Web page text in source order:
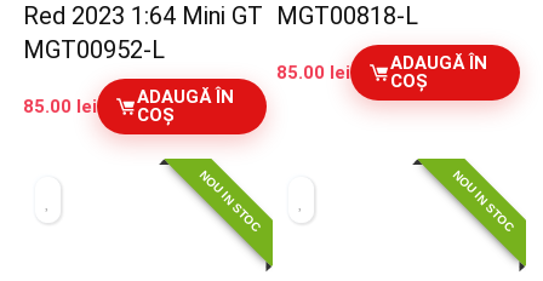
Red 2023 1:64 Mini GT
MGT00952-L
85.00 lei
ADAUGĂ ÎN
COȘ
MGT00818-L
85.00 lei
ADAUGĂ ÎN
COȘ
NOU IN STOC NOU IN STOC